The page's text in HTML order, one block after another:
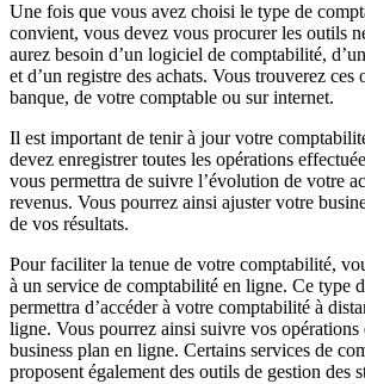
Une fois que vous avez choisi le type de
convient, vous devez vous procurer les outils
aurez besoin d’un logiciel de comptabilité,
et d’un registre des achats. Vous trouverez ces
banque, de votre comptable ou sur internet.
Il est important de tenir à jour votre
devez enregistrer toutes les opérations
vous permettra de suivre l’évolution de votre
revenus. Vous pourrez ainsi ajuster votre
de vos résultats.
Pour faciliter la tenue de votre comptabilité,
à un service de comptabilité en ligne. Ce type
permettra d’accéder à votre comptabilité à
ligne. Vous pourrez ainsi suivre vos opérations
business plan en ligne. Certains services de
proposent également des outils de gestion des